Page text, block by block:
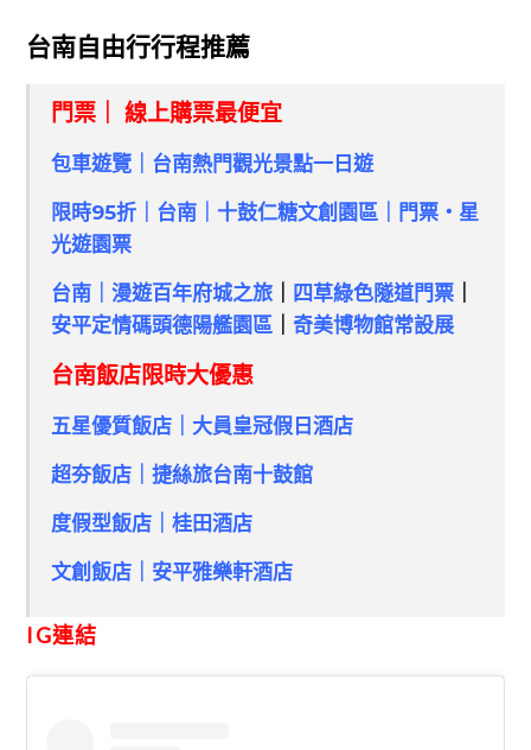
台南自由行行程推薦
門票｜ 線上購票最便宜
包車遊覽｜台南熱門觀光景點一日遊
限時95折｜台南｜十鼓仁糖文創園區｜門票・星
光遊園票
台南｜漫遊百年府城之旅 四草綠色隧道門票
安平定情碼頭德陽艦園區
奇美博物館常設展
台南飯店限時大優惠
五星優質飯店｜大員皇冠假日酒店
超夯飯店｜捷絲旅台南十鼓館
度假型飯店｜桂田酒店
文創飯店｜安平雅樂軒酒店
IG連結